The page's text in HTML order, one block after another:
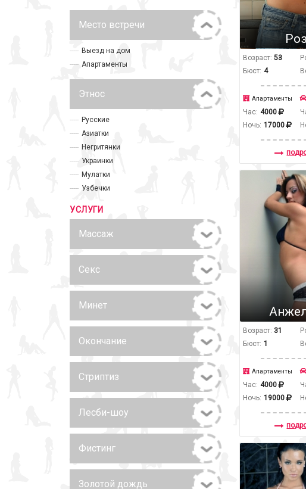
Место встречи
Выезд на дом
Апартаменты
Этнос
Русские
Азиатки
Негритянки
Украинки
Мулатки
Узбечки
УСЛУГИ
Массаж
Секс
Минет
Окончание
Стриптиз
Лесби-шоу
Фистинг
Золотой дождь
Возраст: 53
Бюст: 4
Апартаменты
Час: 4000
Ночь: 17000
Возраст: 31
Бюст: 1
Апартаменты
Час: 4000
Ночь: 19000